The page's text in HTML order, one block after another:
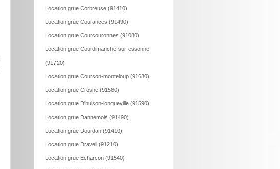
Location grue Corbreuse (91410)
Location grue Courances (91490)
Location grue Courcouronnes (91080)
Location grue Courdimanche-sur-essonne
(91720)
Location grue Courson-monteloup (91680)
Location grue Crosne (91560)
Location grue D'huison-longueville (91590)
Location grue Dannemois (91490)
Location grue Dourdan (91410)
Location grue Draveil (91210)
Location grue Echarcon (91540)